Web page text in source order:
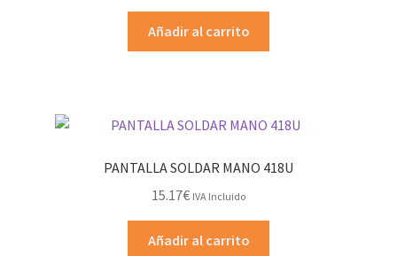
Añadir al carrito
PANTALLA SOLDAR MANO 418U
15.17€ IVA Incluido
Añadir al carrito